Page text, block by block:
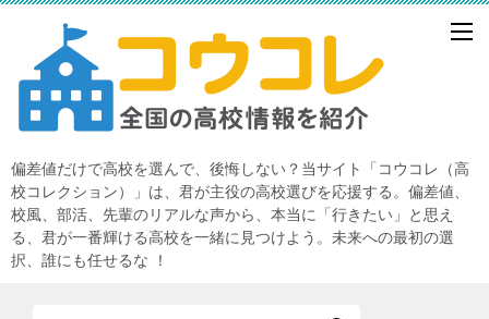
偏差値だけで高校を選んで、後悔しない？当サイト「コウコレ（高
校コレクション）」は、君が主役の高校選びを応援する。偏差値、
校風、部活、先輩のリアルな声から、本当に「行きたい」と思え
る、君が一番輝ける高校を一緒に見つけよう。未来への最初の選
択、誰にも任せるな ！